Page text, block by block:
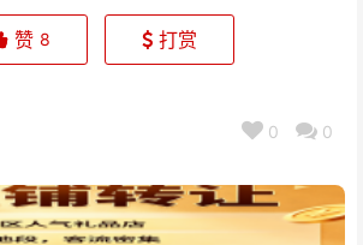
赞 8 打赏
0 0